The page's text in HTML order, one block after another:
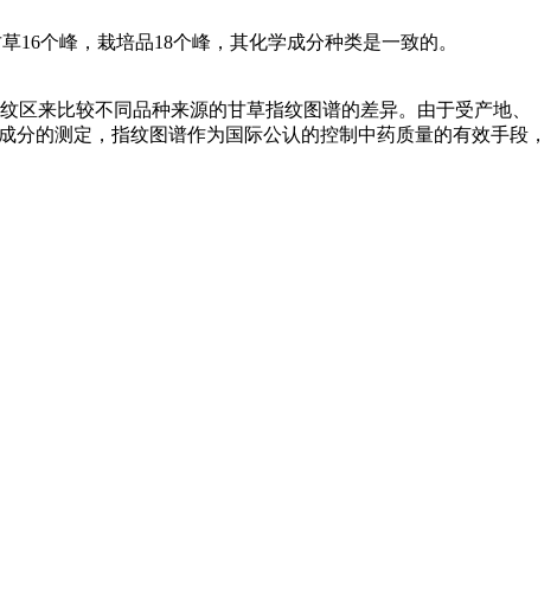
个峰，栽培品18个峰，其化学成分种类是一致的。
来比较不同品种来源的甘草指纹图谱的差异。由于受产地、
的测定，指纹图谱作为国际公认的控制中药质量的有效手段，